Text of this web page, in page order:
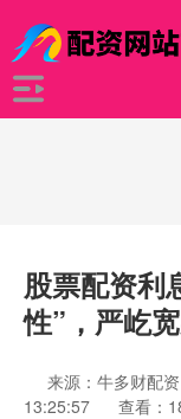
股票配资利
性”，严屹
来源：牛多财配资
13:25:57
查看：